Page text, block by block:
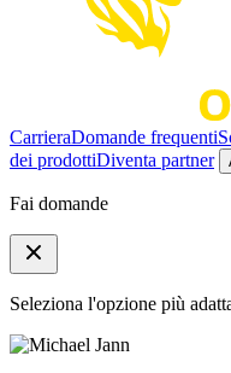
CarrieraDomande frequenti
dei prodottiDiventa partner
Fai domande
Seleziona l'opzione più